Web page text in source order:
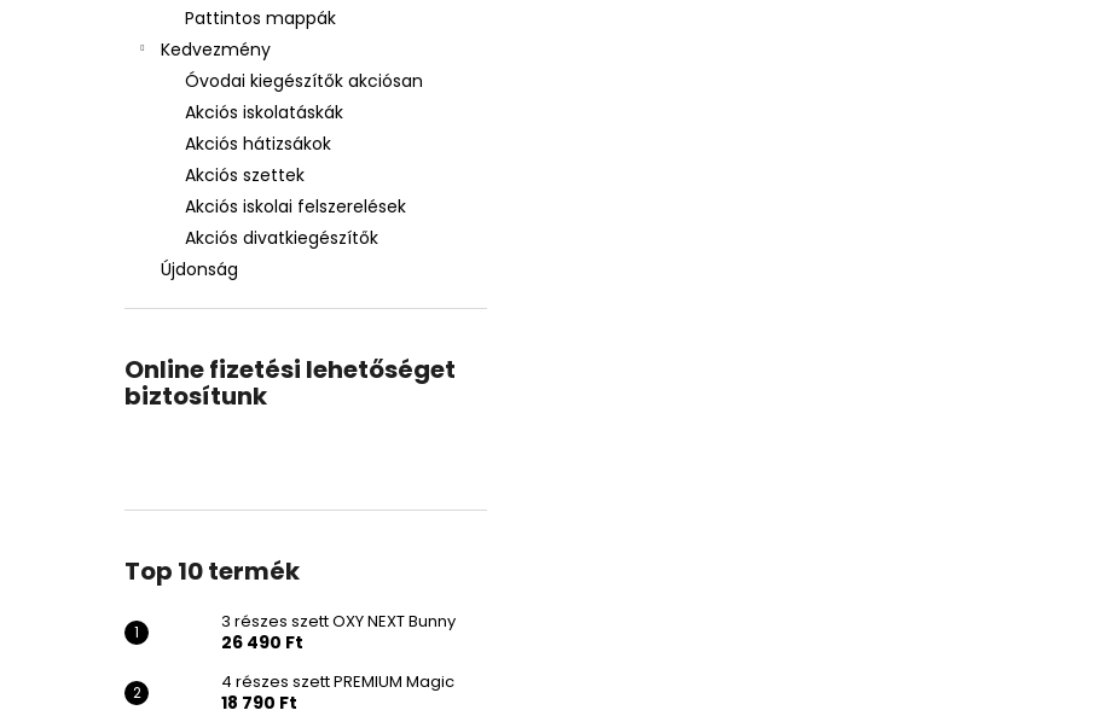
Pattintos mappák
Kedvezmény
Óvodai kiegészítők akciósan
Akciós iskolatáskák
Akciós hátizsákok
Akciós szettek
Akciós iskolai felszerelések
Akciós divatkiegészítők
Újdonság
Online fizetési lehetőséget
biztosítunk
Top 10 termék
3 részes szett OXY NEXT Bunny
26 490 Ft
4 részes szett PREMIUM Magic
18 790 Ft